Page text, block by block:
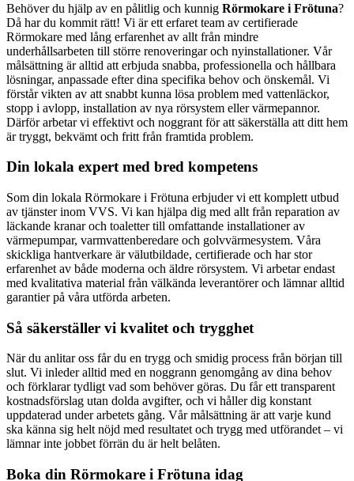
Behöver du hjälp av en pålitlig och kunnig Rörmokare i Frötuna?
Då har du kommit rätt! Vi är ett erfaret team av certifierade
Rörmokare med lång erfarenhet av allt från mindre
underhållsarbeten till större renoveringar och nyinstallationer. Vår
målsättning är alltid att erbjuda snabba, professionella och hållbara
lösningar, anpassade efter dina specifika behov och önskemål. Vi
förstår vikten av att snabbt kunna lösa problem med vattenläckor,
stopp i avlopp, installation av nya rörsystem eller värmepannor.
Därför arbetar vi effektivt och noggrant för att säkerställa att ditt hem
är tryggt, bekvämt och fritt från framtida problem.
Din lokala expert med bred kompetens
Som din lokala Rörmokare i Frötuna erbjuder vi ett komplett utbud
av tjänster inom VVS. Vi kan hjälpa dig med allt från reparation av
läckande kranar och toaletter till omfattande installationer av
värmepumpar, varmvattenberedare och golvvärmesystem. Våra
skickliga hantverkare är välutbildade, certifierade och har stor
erfarenhet av både moderna och äldre rörsystem. Vi arbetar endast
med kvalitativa material från välkända leverantörer och lämnar alltid
garantier på våra utförda arbeten.
Så säkerställer vi kvalitet och trygghet
När du anlitar oss får du en trygg och smidig process från början till
slut. Vi inleder alltid med en noggrann genomgång av dina behov
och förklarar tydligt vad som behöver göras. Du får ett transparent
kostnadsförslag utan dolda avgifter, och vi håller dig konstant
uppdaterad under arbetets gång. Vår målsättning är att varje kund
ska känna sig helt nöjd med resultatet och trygg med utförandet – vi
lämnar inte jobbet förrän du är helt belåten.
Boka din Rörmokare i Frötuna idag